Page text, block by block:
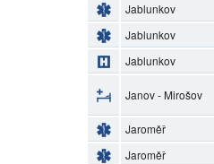
Jablunkov
Jablunkov
Jablunkov
Janov - Mirošov
Jaroměř
Jaroměř